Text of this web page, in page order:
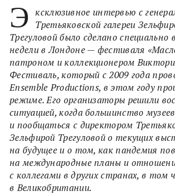
Э
ксклюзивное интервью с
Третьяковской галереи
Трегуловой было сделано специально
недели в Лондоне — фестиваля
патроном и коллекционером
Фестиваль, который c 2009 года
Ensemble Productions, в этом году
режиме. Его организаторы решили
ситуацией, когда большинство
и пообщаться с директором
Зельфирой Трегуловой о текущих
на будущее и о том, как пандемия
на международные планы и
с коллегами в других странах, в том
в Великобритании.